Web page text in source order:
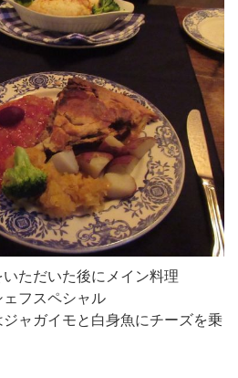
ただいた後にメイン料理
フスペシャル
ャガイモと白身魚にチーズを乗